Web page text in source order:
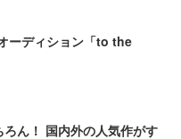
ーディション「to the
ん！ 国内外の人気作がす